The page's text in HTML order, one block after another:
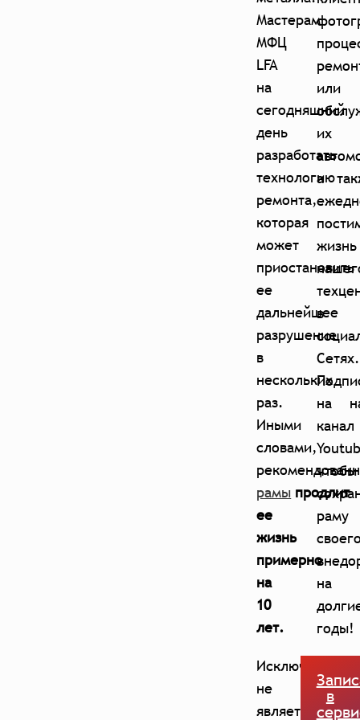
Мастерам
МФЦ
LFA
на
сегодняшний
день
разработать
технологию
ремонта,
которая
может
приостановить
ее
дальнейшее
разрушение
в
нескольких
раз.
Иными
словами,
рамы продлит
ее
жизнь
примерно
на
10
лет.
Исключением
не
является
или
их
а
жизнь
в
Сетях.
на
канал
чтобы
раму
на
годы!
в